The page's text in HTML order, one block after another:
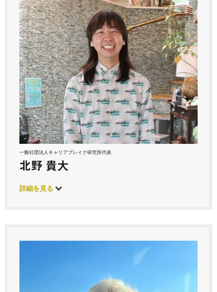
一般社団法人キャリアブレイク研究所代表
北野 貴大
詳細を見る